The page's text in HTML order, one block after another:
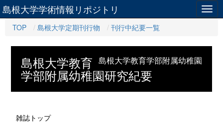
島根大学学術情報リポジトリ
TOP 島根大学定期刊行物 刊行中紀要一覧
島根大学教育学部附属幼稚園
島根大学教育
学部附属幼稚園研究紀要
雑誌トップ